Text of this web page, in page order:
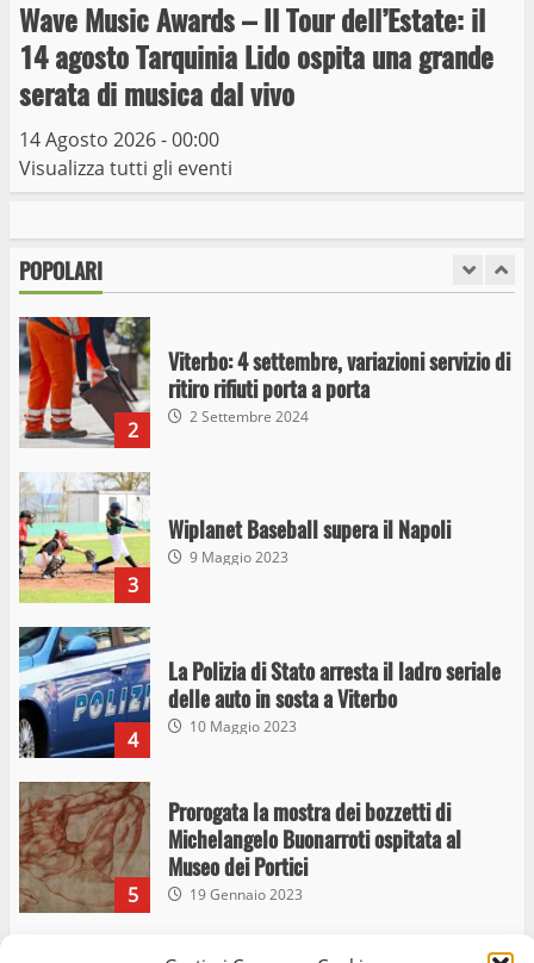
Wave Music Awards – Il Tour dell’Estate: il
14 agosto Tarquinia Lido ospita una grande
serata di musica dal vivo
14 Agosto 2026 - 00:00
Visualizza tutti gli eventi
POPOLARI
Giochi Sportivi Studenteschi di Atletica a
Viterbo
10 Maggio 2023
I Carabinieri arrestano due giovani per
stupefacenti
2
Viterbo: 4 settembre, variazioni servizio di
ritiro rifiuti porta a porta
2 Settembre 2024
3
Wiplanet Baseball supera il Napoli
9 Maggio 2023
4
La Polizia di Stato arresta il ladro seriale
delle auto in sosta a Viterbo
10 Maggio 2023
5
Prorogata la mostra dei bozzetti di
Michelangelo Buonarroti ospitata al
Museo dei Portici
19 Gennaio 2023